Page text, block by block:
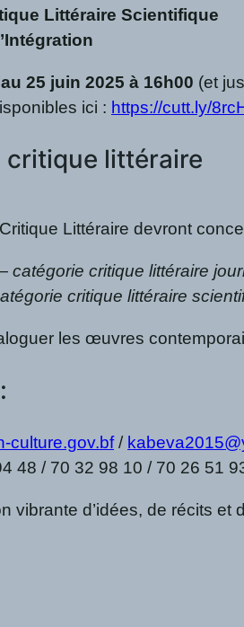
Littéraire Scientifique
25 juin 2025 à 16h00 (et
ici : https://cutt.ly/
critique littéraire
Littéraire devront
catégorie critique littéraire
critique littéraire
les œuvres
culture.gov.bf/
48 / 70 32 98 10 / 70 26 51
vibrante d’idées, de récits et